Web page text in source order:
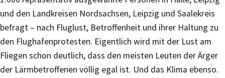
und den Landkreisen Nordsachsen, Leipzig und Saalekreis
befragt – nach Fluglust, Betroffenheit und ihrer Haltung zu
den Flughafenprotesten. Eigentlich wird mit der Lust am
Fliegen schon deutlich, dass den meisten Leuten der Ärger
der Lärmbetroffenen völlig egal ist. Und das Klima ebenso.